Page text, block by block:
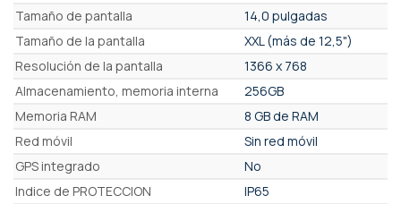
Tamaño de pantalla
14,0 pulgadas
Tamaño de la pantalla
XXL (más de 12,5")
Resolución de la pantalla
1366 x 768
Almacenamiento, memoria interna
256GB
Memoria RAM
8 GB de RAM
Red móvil
Sin red móvil
GPS integrado
No
Indice de PROTECCION
IP65